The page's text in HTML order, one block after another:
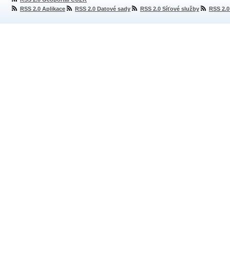
RSS 2.0 Aplikace
RSS 2.0 Datové sady RSS 2.0 Síťové služby RSS